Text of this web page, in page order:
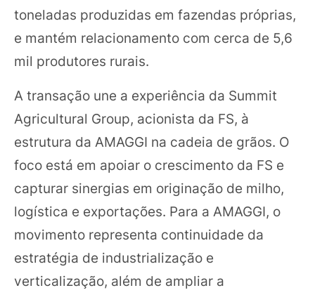
toneladas produzidas em fazendas próprias,
e mantém relacionamento com cerca de 5,6
mil produtores rurais.
A transação une a experiência da Summit
Agricultural Group, acionista da FS, à
estrutura da AMAGGI na cadeia de grãos. O
foco está em apoiar o crescimento da FS e
capturar sinergias em originação de milho,
logística e exportações. Para a AMAGGI, o
movimento representa continuidade da
estratégia de industrialização e
verticalização, além de ampliar a